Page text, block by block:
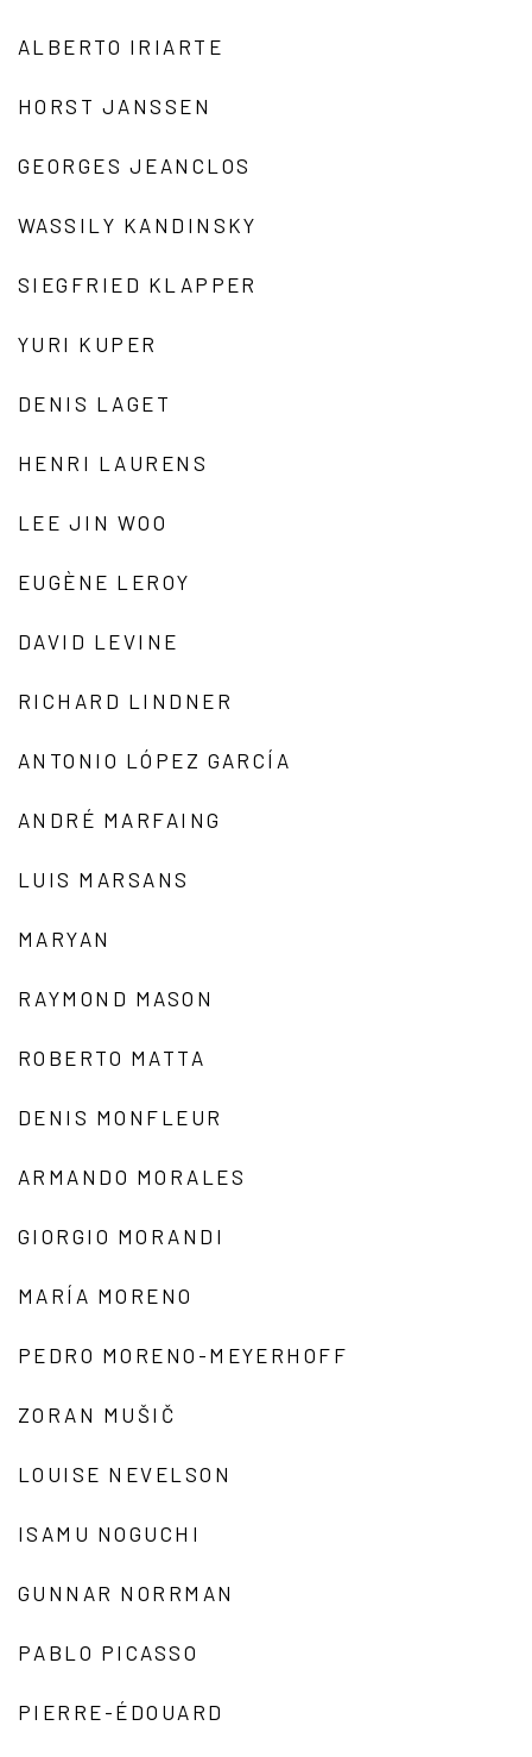
ALBERTO IRIARTE
HORST JANSSEN
GEORGES JEANCLOS
WASSILY KANDINSKY
SIEGFRIED KLAPPER
YURI KUPER
DENIS LAGET
HENRI LAURENS
LEE JIN WOO
EUGÈNE LEROY
DAVID LEVINE
RICHARD LINDNER
ANTONIO LÓPEZ GARCÍA
ANDRÉ MARFAING
LUIS MARSANS
MARYAN
RAYMOND MASON
ROBERTO MATTA
DENIS MONFLEUR
ARMANDO MORALES
GIORGIO MORANDI
MARÍA MORENO
PEDRO MORENO-MEYERHOFF
ZORAN MUŠIČ
LOUISE NEVELSON
ISAMU NOGUCHI
GUNNAR NORRMAN
PABLO PICASSO
PIERRE-ÉDOUARD